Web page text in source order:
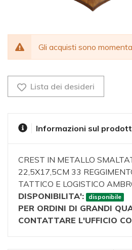
Gli acquisti sono
Lista dei desideri
Informazioni sul
CREST IN METALLO
22,5X17,5CM 33
TATTICO E LOGISTICO
DISPONIBILITA':
disponibile
PER ORDINI DI GRANDI
CONTATTARE L'UFFICIO